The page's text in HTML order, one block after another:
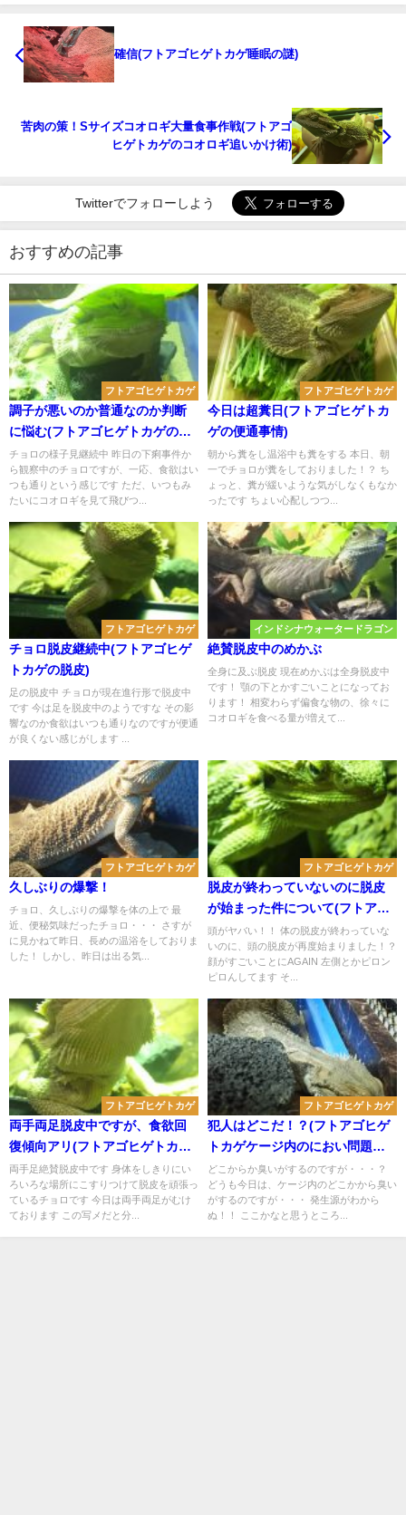
確信(フトアゴヒゲトカゲ睡眠の謎)
苦肉の策！Sサイズコオロギ大量食事作戦(フトアゴ
ヒゲトカゲのコオロギ追いかけ術)
Twitterでフォローしよう
おすすめの記事
フトアゴヒゲトカゲ
調子が悪いのか普通なのか判断
に悩む(フトアゴヒゲトカゲの体
調管理)
チョロの様子見継続中 昨日の下痢事件か
ら観察中のチョロですが、一応、食欲はい
つも通りという感じです ただ、いつもみ
たいにコオロギを見て飛びつ...
フトアゴヒゲトカゲ
今日は超糞日(フトアゴヒゲトカ
ゲの便通事情)
朝から糞をし温浴中も糞をする 本日、朝
一でチョロが糞をしておりました！？ ち
ょっと、糞が緩いような気がしなくもなか
ったです ちょい心配しつつ...
フトアゴヒゲトカゲ
チョロ脱皮継続中(フトアゴヒゲ
トカゲの脱皮)
足の脱皮中 チョロが現在進行形で脱皮中
です 今は足を脱皮中のようですな その影
響なのか食欲はいつも通りなのですが便通
が良くない感じがします ...
インドシナウォータードラゴン
絶賛脱皮中のめかぶ
全身に及ぶ脱皮 現在めかぶは全身脱皮中
です！ 顎の下とかすごいことになってお
ります！ 相変わらず偏食な物の、徐々に
コオロギを食べる量が増えて...
フトアゴヒゲトカゲ
久しぶりの爆撃！
チョロ、久しぶりの爆撃を体の上で 最
近、便秘気味だったチョロ・・・ さすが
に見かねて昨日、長めの温浴をしておりま
した！ しかし、昨日は出る気...
フトアゴヒゲトカゲ
脱皮が終わっていないのに脱皮
が始まった件について(フトアゴ
ヒゲトカゲの脱皮)
頭がヤバい！！ 体の脱皮が終わっていな
いのに、頭の脱皮が再度始まりました！？
顔がすごいことにAGAIN 左側とかピロン
ピロんしてます そ...
フトアゴヒゲトカゲ
両手両足脱皮中ですが、食欲回
復傾向アリ(フトアゴヒゲトカゲ
の脱皮)
両手足絶賛脱皮中です 身体をしきりにい
ろいろな場所にこすりつけて脱皮を頑張っ
ているチョロです 今日は両手両足がむけ
ております この写メだと分...
フトアゴヒゲトカゲ
犯人はどこだ！？(フトアゴヒゲ
トカゲケージ内のにおい問題発
生中)
どこからか臭いがするのですが・・・？
どうも今日は、ケージ内のどこかから臭い
がするのですが・・・ 発生源がわから
ぬ！！ ここかなと思うところ...